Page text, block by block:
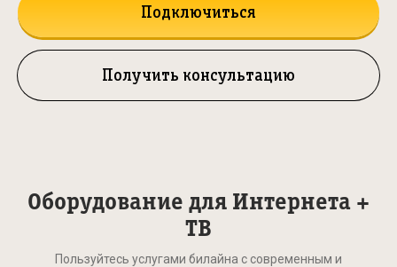
Подключиться
Получить консультацию
Оборудование для Интернета +
ТВ
Пользуйтесь услугами билайна с современным и